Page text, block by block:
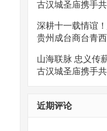
古汉城圣庙携手
深耕十一载情谊
贵州成台商台青
山海联脉 忠义传
古汉城圣庙携手
近期评论